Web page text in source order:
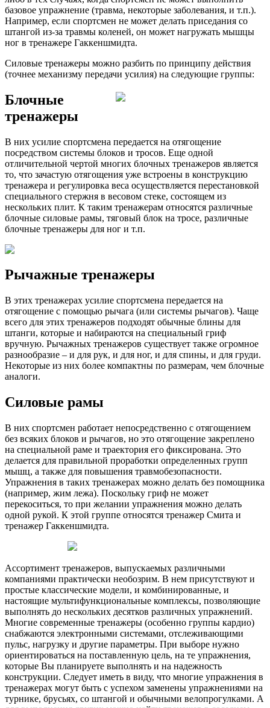
базовое упражнение (травма, некоторые заболевания, и т.п.).
Например, если спортсмен не может делать приседания со
штангой из-за травмы коленей, он может нагружать мышцы
ног в тренажере Гаккеншмидта.
Силовые тренажеры можно разбить по принципу действия
(точнее механизму передачи усилия) на следующие группы:
Блочные
тренажеры
В них усилие спортсмена передается на отягощение
посредством системы блоков и тросов. Еще одной
отличительной чертой многих блочных тренажеров является
то, что зачастую отягощения уже встроены в конструкцию
тренажера и регулировка веса осуществляется перестановкой
специального стержня в весовом стеке, состоящем из
нескольких плит. К таким тренажерам относятся различные
блочные силовые рамы, тяговый блок на тросе, различные
блочные тренажеры для ног и т.п.
Рычажные тренажеры
В этих тренажерах усилие спортсмена передается на
отягощение с помощью рычага (или системы рычагов). Чаще
всего для этих тренажеров подходят обычные блины для
штанги, которые и набираются на специальный гриф
вручную. Рычажных тренажеров существует также огромное
разнообразие – и для рук, и для ног, и для спины, и для груди.
Некоторые из них более компактны по размерам, чем блочные
аналоги.
Силовые рамы
В них спортсмен работает непосредственно с отягощением
без всяких блоков и рычагов, но это отягощение закреплено
на специальной раме и траектория его фиксирована. Это
делается для правильной проработки определенных групп
мышц, а также для повышения травмобезопасности.
Упражнения в таких тренажерах можно делать без помощника
(например, жим лежа). Поскольку гриф не может
перекоситься, то при желании упражнения можно делать
одной рукой. К этой группе относятся тренажер Смита и
тренажер Гаккеншмидта.
Ассортимент тренажеров, выпускаемых различными
компаниями практически необозрим. В нем присутствуют и
простые классические модели, и комбинированные, и
настоящие мультифункциональные комплексы, позволяющие
выполнять до нескольких десятков различных упражнений.
Многие современные тренажеры (особенно группы кардио)
снабжаются электронными системами, отслеживающими
пульс, нагрузку и другие параметры. При выборе нужно
ориентироваться на поставленную цель, на те упражнения,
которые Вы планируете выполнять и на надежность
конструкции. Следует иметь в виду, что многие упражнения в
тренажерах могут быть с успехом заменены упражнениями на
турнике, брусьях, со штангой и обычными велопрогулками. А